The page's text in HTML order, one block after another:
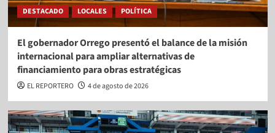
DESTACADO LOCALES POLÍTICA
El gobernador Orrego presentó el balance de la misión
internacional para ampliar alternativas de
financiamiento para obras estratégicas
EL REPORTERO 4 de agosto de 2026